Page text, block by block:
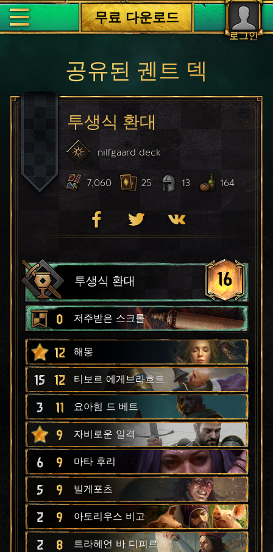
로그인
무료 다운로드
공유된 궨트 덱
투생식 환대
nilfgaard deck
7,060 25 13 164
투생식 환대 16
0 저주받은 스크롤
12 해몽
15 12 티보르 에게브라흐트
3 11 요아힘 드 베트
9 자비로운 일격
6 9 마타 후리
5 9 빌게포츠
2 9 아토리우스 비고
2 8 트라헤언 바 디피르